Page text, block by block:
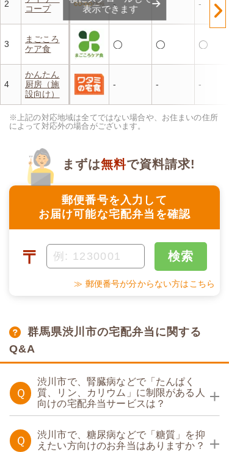
2
コープ
- - -
3
まごころ
ケア食
◯ ◯ ◯
4
かんたん
厨房（施
設向け）
- - -
表示できます
※上記の対応地域は全てではない場合や、お住まいの住所
によって対応外の場合がございます。
郵便番号を入力して
お届け可能な宅配弁当を確認
まずは無料で資料請求!
〒 検索
≫ 郵便番号が分からない方はこちら
群馬県渋川市の宅配弁当に関する
Q&A
Ｑ
渋川市で、腎臓病などで「たんぱく
質、リン、カリウム」に制限がある人
向けの宅配弁当サービスは？
Ｑ
渋川市で、糖尿病などで「糖質」を抑
えたい方向けのお弁当はありますか？